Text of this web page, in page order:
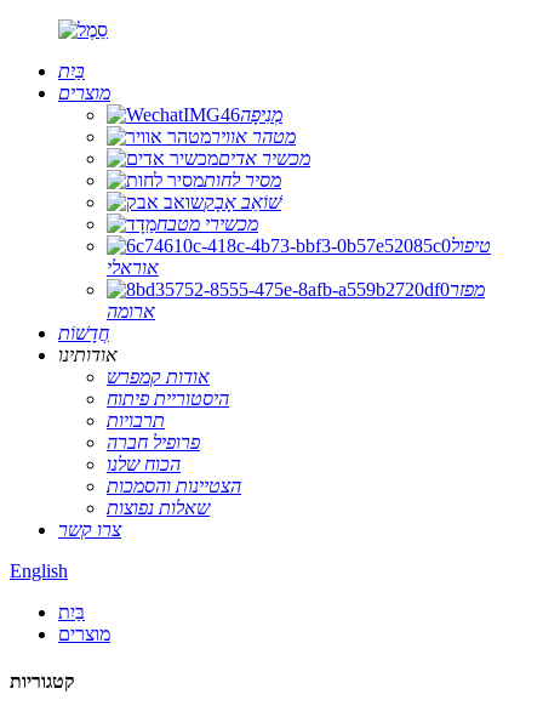
בַּיִת
מוצרים
מְנִיפָה
מטהר אוויר
מכשיר אדים
מסיר לחות
שׁוֹאֵב אָבָק
מכשירי מטבח
טיפול
אוראלי
מפזר
ארומה
חֲדָשׁוֹת
אודותינו
אודות קמפרש
היסטוריית פיתוח
תרבויות
פרופיל חברה
הכוח שלנו
הצטיינות והסמכות
שאלות נפוצות
צרו קשר
English
בַּיִת
מוצרים
קטגוריות